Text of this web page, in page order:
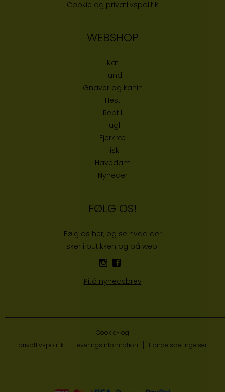
Cookie og privatlivspolitik
WEBSHOP
Kat
Hund
Gnaver og kanin
Hest
Reptil
Fugl
Fjerkræ
Fisk
Havedam
Nyheder
FØLG OS!
Følg os her, og se hvad der
sker i butikken og på web:
Pitó nyhedsbrev
Cookie- og
privatlivspolitik
Leveringsinformation Handelsbetingelser